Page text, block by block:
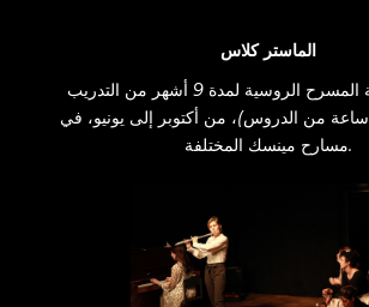
الماستر كلاس
لقاء مع مدرسة المسرح الروسية لمدة 9 أشهر من التدريب
المكثف (1800 ساعة من الدروس)، من أكتوبر إلى يونيو، في
مسارح مينسك المختلفة.